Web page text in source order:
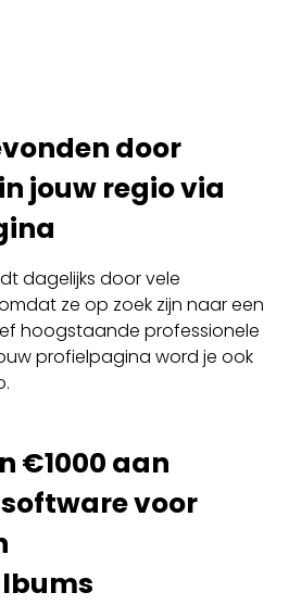
door
jouw regio via
dagelijks door vele
ze op zoek zijn naar een
hoogstaande professionele
profielpagina word je ook
€1000 aan
voor